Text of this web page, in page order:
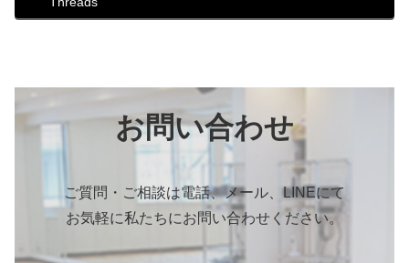
お問い合わせ
ご質問・ご相談は電話、メール、LINEにて
お気軽に私たちにお問い合わせください。